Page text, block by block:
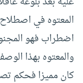
المعتوه في
اضطراب فهو
والمعتوه بهذا
كان مميزا فحكم